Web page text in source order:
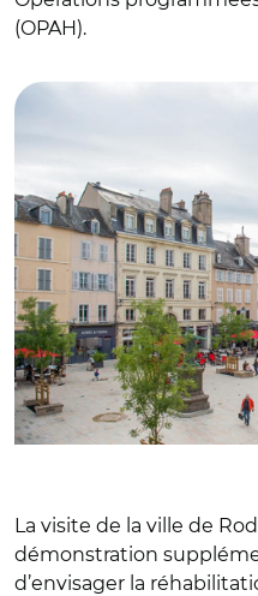
(OPAH).
La visite de la ville de
démonstration
d’envisager la